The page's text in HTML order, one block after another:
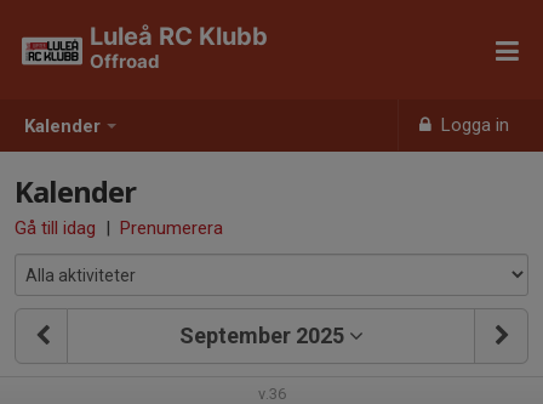
Kalender Logga in
Luleå RC Klubb
Offroad
Kalender
Gå till idag | Prenumerera
September 2025
v.36